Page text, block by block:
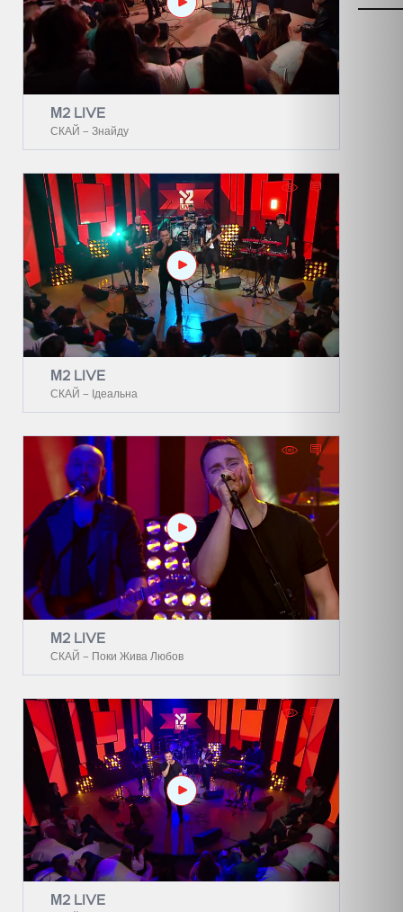
М2 LIVE
СКАЙ – Знайду
М2 LIVE
СКАЙ – Ідеальна
М2 LIVE
СКАЙ – Поки Жива Любов
М2 LIVE